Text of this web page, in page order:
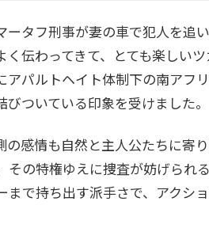
タフ刑事が妻の車で犯人を追
伝わってきて、とても楽しい
アパルトヘイト体制下の南アフ
びついている印象を受けました
感情も自然と主人公たちに寄り
の特権ゆえに捜査が妨げられ
で持ち出す派手さで、アクシ